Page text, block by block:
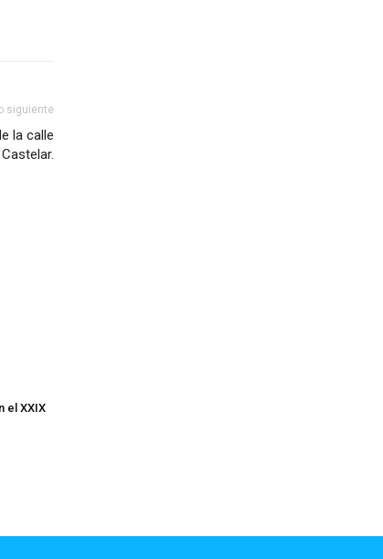
siguiente
la calle
Castelar.
el XXIX